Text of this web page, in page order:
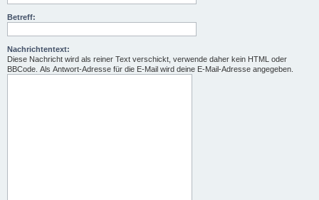
Betreff:
Nachrichtentext:
Diese Nachricht wird als reiner Text verschickt, verwende daher kein HTML oder
BBCode. Als Antwort-Adresse für die E-Mail wird deine E-Mail-Adresse angegeben.